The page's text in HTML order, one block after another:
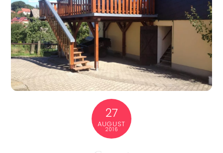
27
AUGUST
2016